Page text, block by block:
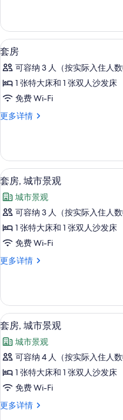
照
片
信
息
显
示
套
房
所
照
片
4
套房
可容纳 3 人（按实际入住人数
1 张特大床和 1 张双人沙发床
免费 Wi-Fi
更多详情
套
信
息
显
示
套
房,
城
景
的
所
有
照
片
5
套房, 城市景观
城市景观
可容纳 3 人（按实际入住人数
1 张特大床和 1 张双人沙发床
免费 Wi-Fi
更多详情
套
景
观
更
信
息
显
示
套
房,
城
景
5
套房, 城市景观
城市景观
可容纳 4 人（按实际入住人数
1 张特大床和 1 张双人沙发床
免费 Wi-Fi
更多详情
套